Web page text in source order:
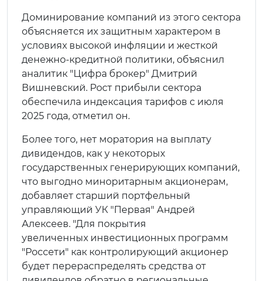
Доминирование компаний из этого сектора
объясняется их защитным характером в
условиях высокой инфляции и жесткой
денежно-кредитной политики, объяснил
аналитик "Цифра брокер" Дмитрий
Вишневский. Рост прибыли сектора
обеспечила индексация тарифов с июля
2025 года, отметил он.
Более того, нет моратория на выплату
дивидендов, как у некоторых
государственных генерирующих компаний,
что выгодно миноритарным акционерам,
добавляет старший портфельный
управляющий УК "Первая" Андрей
Алексеев. "Для покрытия
увеличенных инвестиционных программ
"Россети" как контролирующий акционер
будет перераспределять средства от